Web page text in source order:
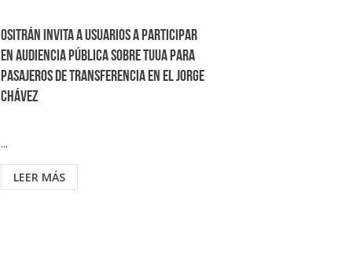
Ositrán invita a usuarios a participar
en Audiencia Pública sobre TUUA para
pasajeros de transferencia en el Jorge
Chávez
...
LEER MÁS